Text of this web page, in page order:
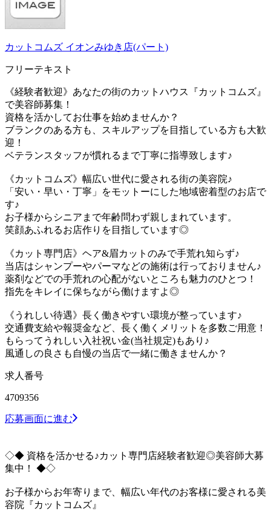
カットコムズ イオンみゆき店(パート)
フリーテキスト
《経験者歓迎》あなたの街のカットハウス『カットコムズ』
で美容師募集！
資格を活かしてお仕事を始めませんか？
ブランクのある方も、スキルアップを目指している方も大歓
迎！
ベテランスタッフが慣れるまで丁寧に指導致します♪
《カットコムズ》幅広い世代に愛される街の美容院♪
「安い・早い・丁寧」をモットーにした地域密着型のお店で
す♪
お子様からシニアまで年齢問わず親しまれています。
笑顔あふれるお店作りを目指しています◎
《カット専門店》ヘア&眉カットのみで手荒れ知らず♪
当店はシャンプーやパーマなどの施術は行っておりません♪
薬剤などでの手荒れの心配がないところも魅力のひとつ！
指先をキレイに保ちながら働けますよ◎
《うれしい待遇》長く働きやすい環境が整っています♪
交通費支給や報奨金など、長く働くメリットを多数ご用意！
もらってうれしい入社祝い金(当社規定)もあり♪
風通しの良さも自慢の当店で一緒に働きませんか？
求人番号
4709356
応募画面に進む
◇◆ 資格を活かせる♪カット専門店経験者歓迎◎美容師大募
集中！ ◆◇
お子様からお年寄りまで、幅広い年代のお客様に愛される美
容院『カットコムズ』